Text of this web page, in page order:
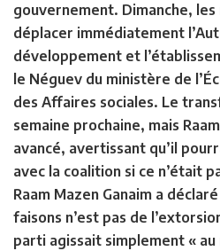
gouvernement. Dimanche,
déplacer immédiatement
développement et
le Néguev du ministère de
des Affaires sociales. Le
semaine prochaine, mais
avancé, avertissant qu’il
avec la coalition si ce n’était
Raam Mazen Ganaim a
faisons n’est pas de
parti agissait simplement « au